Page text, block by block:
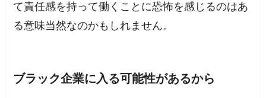
て責任感を持って働くことに恐怖を感じるのはあ
る意味当然なのかもしれません。
ブラック企業に入る可能性があるから